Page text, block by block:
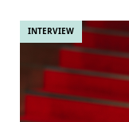
INTERVIEW